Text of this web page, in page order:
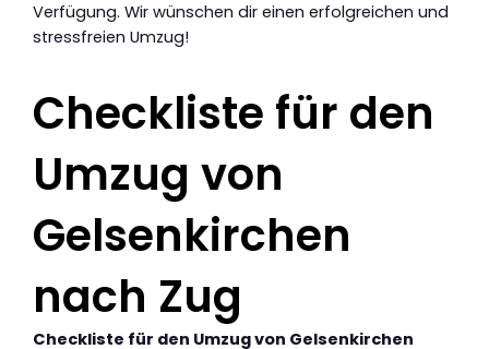
Verfügung. Wir wünschen dir einen erfolgreichen und
stressfreien Umzug!
Checkliste für den
Umzug von
Gelsenkirchen
nach Zug
Checkliste für den Umzug von Gelsenkirchen